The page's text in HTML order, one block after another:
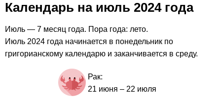
Календарь на июль 2024 года
Июль — 7 месяц года. Пора года: лето.
Июль 2024 года начинается в понедельник по
григорианскому календарю и заканчивается в среду.
Рак:
21 июня – 22 июля